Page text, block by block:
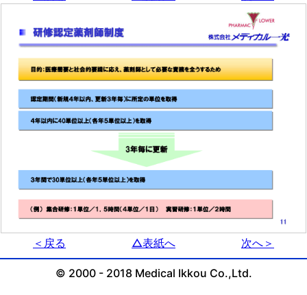
＜戻る △表紙へ 次へ＞
© 2000 - 2018 Medical Ikkou Co.,Ltd.